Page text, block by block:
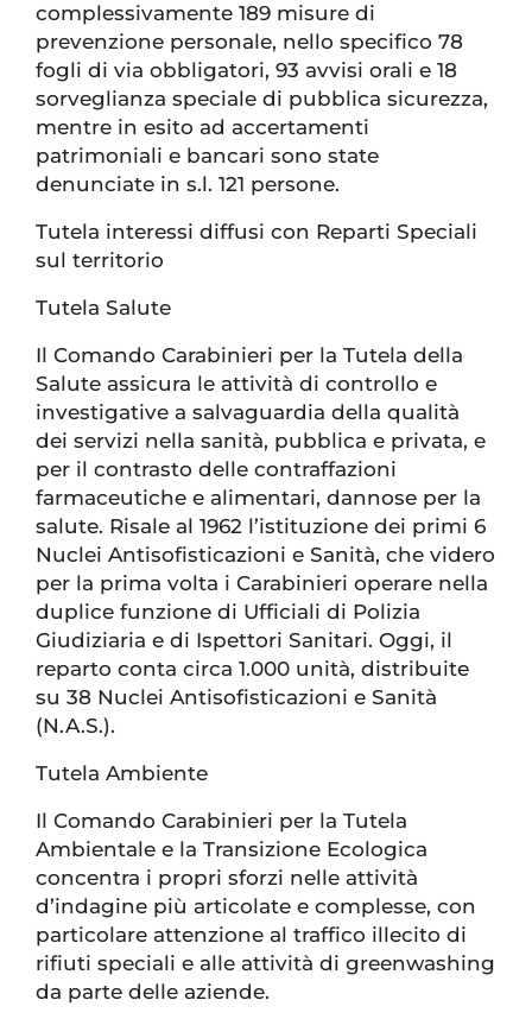
complessivamente 189 misure di
prevenzione personale, nello specifico 78
fogli di via obbligatori, 93 avvisi orali e 18
sorveglianza speciale di pubblica sicurezza,
mentre in esito ad accertamenti
patrimoniali e bancari sono state
denunciate in s.l. 121 persone.
Tutela interessi diffusi con Reparti Speciali
sul territorio
Tutela Salute
Il Comando Carabinieri per la Tutela della
Salute assicura le attività di controllo e
investigative a salvaguardia della qualità
dei servizi nella sanità, pubblica e privata, e
per il contrasto delle contraffazioni
farmaceutiche e alimentari, dannose per la
salute. Risale al 1962 l’istituzione dei primi 6
Nuclei Antisofisticazioni e Sanità, che videro
per la prima volta i Carabinieri operare nella
duplice funzione di Ufficiali di Polizia
Giudiziaria e di Ispettori Sanitari. Oggi, il
reparto conta circa 1.000 unità, distribuite
su 38 Nuclei Antisofisticazioni e Sanità
(N.A.S.).
Tutela Ambiente
Il Comando Carabinieri per la Tutela
Ambientale e la Transizione Ecologica
concentra i propri sforzi nelle attività
d’indagine più articolate e complesse, con
particolare attenzione al traffico illecito di
rifiuti speciali e alle attività di greenwashing
da parte delle aziende.